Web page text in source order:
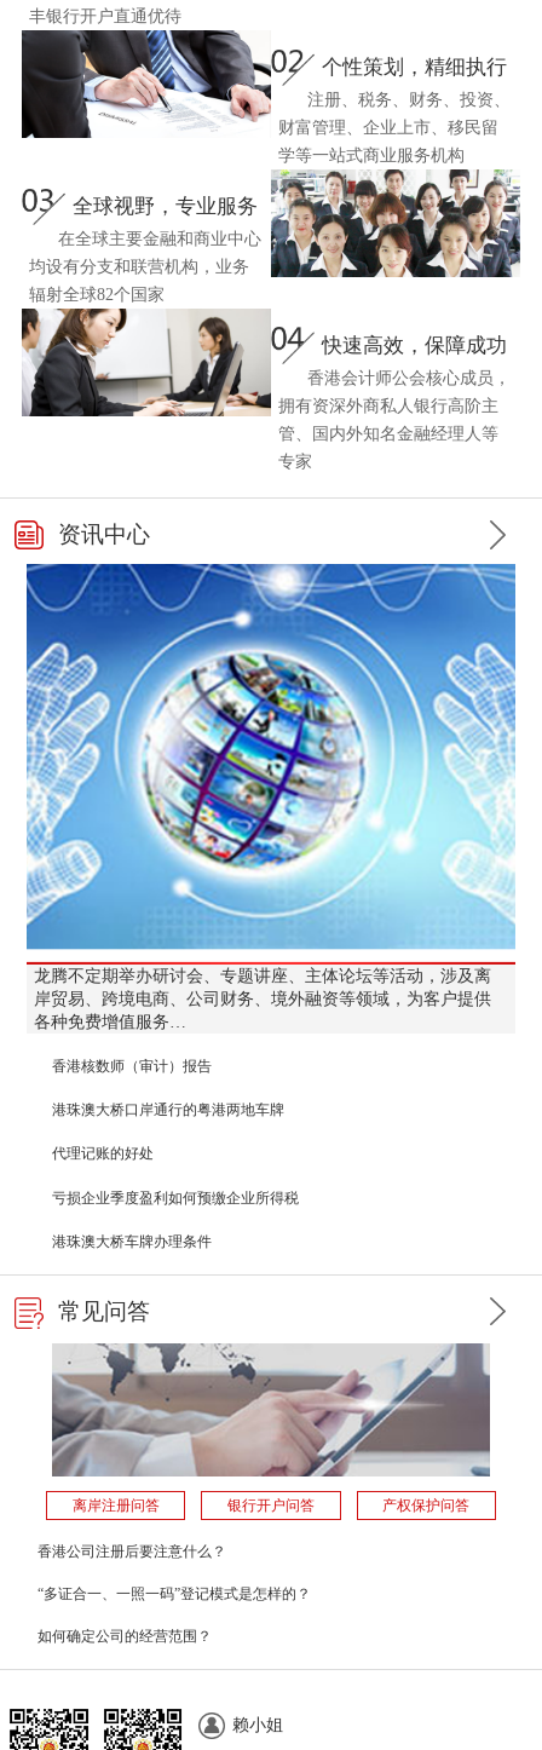
丰银行开户直通优待
个性策划，精细执行
注册、税务、财务、投资、
财富管理、企业上市、移民留
学等一站式商业服务机构
全球视野，专业服务
在全球主要金融和商业中心
均设有分支和联营机构，业务
辐射全球82个国家
快速高效，保障成功
香港会计师公会核心成员，
拥有资深外商私人银行高阶主
管、国内外知名金融经理人等
专家
资讯中心
龙腾不定期举办研讨会、专题讲座、主体论坛等活动，涉及离
岸贸易、跨境电商、公司财务、境外融资等领域，为客户提供
各种免费增值服务…
香港核数师（审计）报告
港珠澳大桥口岸通行的粤港两地车牌
代理记账的好处
亏损企业季度盈利如何预缴企业所得税
港珠澳大桥车牌办理条件
常见问答
离岸注册问答 银行开户问答 产权保护问答
香港公司注册后要注意什么？
“多证合一、一照一码”登记模式是怎样的？
如何确定公司的经营范围？
赖小姐